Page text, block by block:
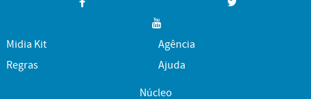
Midia Kit
Agência
Regras
Ajuda
Núcleo